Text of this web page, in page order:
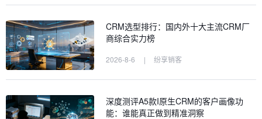
CRM选型排行：国内外十大主流CRM厂
商综合实力榜
2026-8-6 | 纷享销客
深度测评A5款I原生CRM的客户画像功
能：谁能真正做到精准洞察